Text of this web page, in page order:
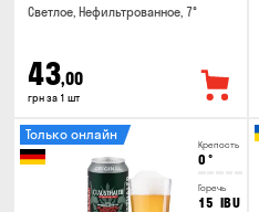
Светлое, Нефильтрованное, 7°
43,00
грн за 1 шт
Крепость
0 °
Горечь
15 IBU
Только онлайн